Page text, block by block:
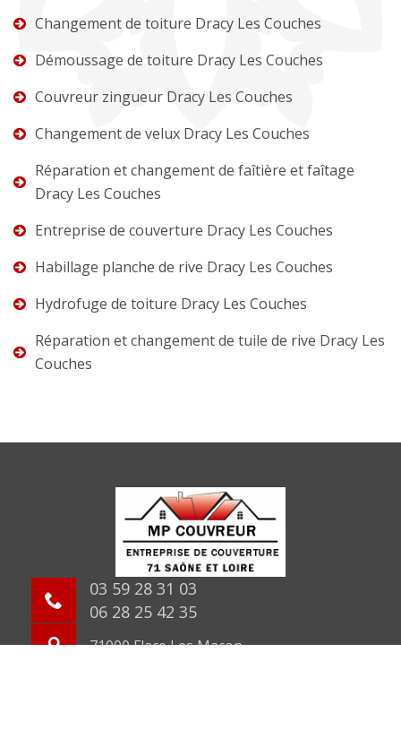
Changement de toiture Dracy Les Couches
Démoussage de toiture Dracy Les Couches
Couvreur zingueur Dracy Les Couches
Changement de velux Dracy Les Couches
Réparation et changement de faîtière et faîtage
Dracy Les Couches
Entreprise de couverture Dracy Les Couches
Habillage planche de rive Dracy Les Couches
Hydrofuge de toiture Dracy Les Couches
Réparation et changement de tuile de rive Dracy Les
Couches
03 59 28 31 03
06 28 25 42 35
71000 Flace Les Macon